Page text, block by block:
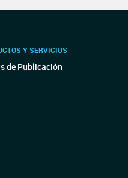
Y SERVICIOS
de Publicación